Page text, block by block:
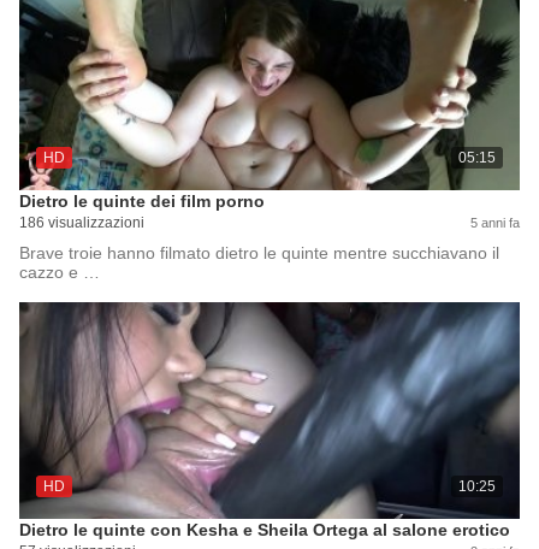
HD 05:15
Dietro le quinte dei film porno
186 visualizzazioni 5 anni fa
Brave troie hanno filmato dietro le quinte mentre succhiavano il
cazzo e …
HD 10:25
Dietro le quinte con Kesha e Sheila Ortega al salone erotico